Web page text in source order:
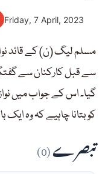
Friday, 7 April, 2023
مسلم لیگ (ن) کے قائد
سے قبل کارکنان سے
گیا۔ اس کے جواب میں
کو بتانا چاہیے کہ وہ ایک
تبصرے(0)